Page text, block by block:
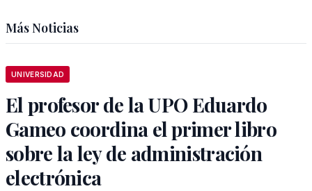
Más Noticias
UNIVERSIDAD
El profesor de la UPO Eduardo
Gameo coordina el primer libro
sobre la ley de administración
electrónica